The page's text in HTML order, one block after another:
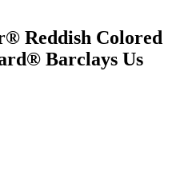
Reddish Colored
Barclays Us